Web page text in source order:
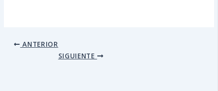
ANTERIOR
SIGUIENTE